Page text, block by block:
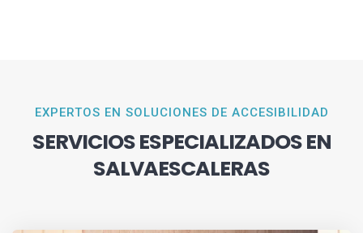
EXPERTOS EN SOLUCIONES DE ACCESIBILIDAD
SERVICIOS ESPECIALIZADOS EN
SALVAESCALERAS